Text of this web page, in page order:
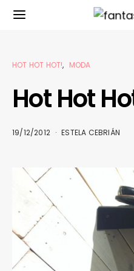
HOT HOT HOT! MODA
Hot Hot
19/12/2012 ESTELA CEBRIÁN